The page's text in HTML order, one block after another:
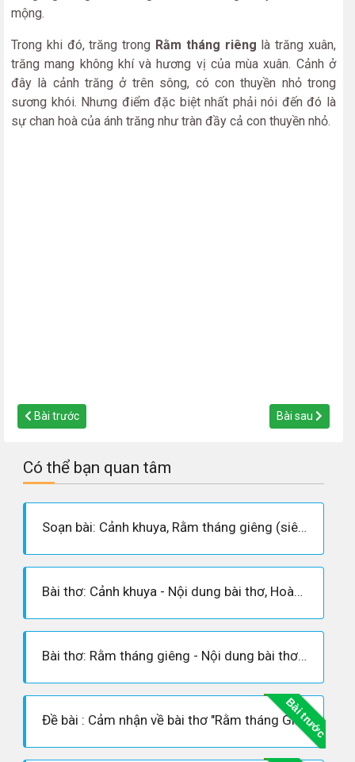
mộng.
Trong khi đó, trăng trong Rằm tháng riêng là trăng xuân,
trăng mang không khí và hương vị của mùa xuân. Cảnh ở
đây là cảnh trăng ở trên sông, có con thuyền nhỏ trong
sương khói. Nhưng điểm đặc biệt nhất phải nói đến đó là
sự chan hoà của ánh trăng như tràn đầy cả con thuyền nhỏ.
Bài trước Bài sau
Có thể bạn quan tâm
Soạn bài: Cảnh khuya, Rằm tháng giêng (siêu ngắn)
Bài thơ: Cảnh khuya - Nội dung bài thơ, Hoàn cảnh sáng tác, Dàn ý phân tích tác phẩm
Bài thơ: Rằm tháng giêng - Nội dung bài thơ, Hoàn cảnh sáng tác, Dàn ý phân tích tác phẩm
Bài trước
Đề bài : Cảm nhận về bài thơ "Rằm tháng Giêng" - Hồ Chí Minh